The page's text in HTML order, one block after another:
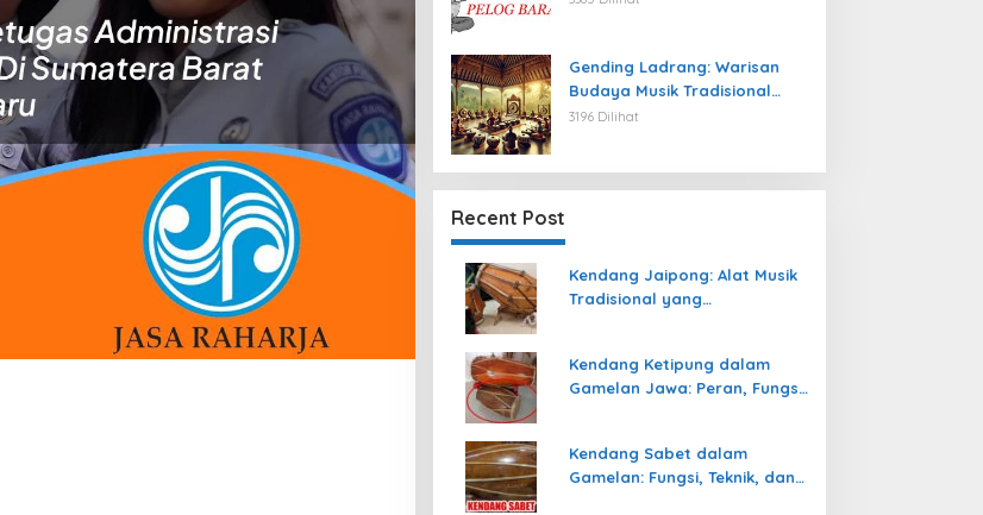
Gending Ladrang: Warisan
Budaya Musik Tradisional
Jawa yang Abadi
3196 Dilihat
Recent Post
Kendang Jaipong: Alat Musik
Tradisional yang
Kendang Ketipung dalam
Gamelan Jawa: Peran, Fungsi,
Kendang Sabet dalam
Gamelan: Fungsi, Teknik, dan